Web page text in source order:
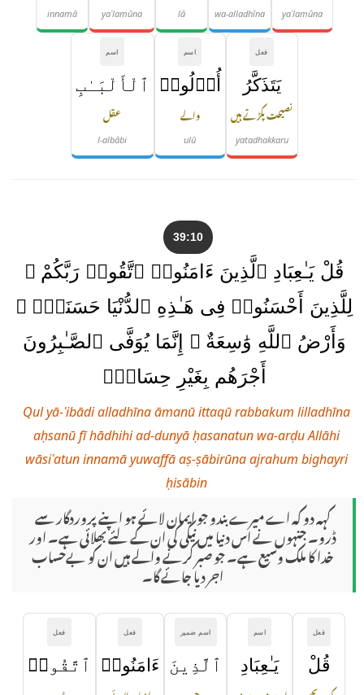
yaʿlamūna
wa-alladhīna
lā
yaʿlamūna
innamā
فعل
يَتَذَكَّرُ
نصیحت پکڑتے ہیں
yatadhakkaru
اسم
أُو۟لُوا۟
والے
ulū
اسم
ٱلْأَلْبَـٰبِ
عقل
l-albābi
39:10
قُلْ يَـٰعِبَادِ ٱلَّذِينَ ءَامَنُوا۟ ٱتَّقُوا۟ رَبَّكُمْ ۚ
لِلَّذِينَ أَحْسَنُوا۟ فِى هَـٰذِهِ ٱلدُّنْيَا حَسَنَةٌۭ ۗ
وَأَرْضُ ٱللَّهِ وَٰسِعَةٌ ۗ إِنَّمَا يُوَفَّى ٱلصَّـٰبِرُونَ
أَجْرَهُم بِغَيْرِ حِسَابٍۢ
Qul yā-ʿibādi alladhīna āmanū ittaqū rabbakum lilladhīna
aḥsanū fī hādhihi ad-dunyā ḥasanatun wa-arḍu Allāhi
wāsiʿatun innamā yuwaffā aṣ-ṣābirūna ajrahum bighayri
ḥisābin
کہہ دو کہ اے میرے بندو جو ایمان لائے ہو اپنے پروردگار سے
ڈرو۔ جنہوں نے اس دنیا میں نیکی کی ان کے لئے بھلائی ہے۔ اور
خدا کا ملک وسیع ہے۔ جو صبر کرنے والے ہیں ان کو بےحساب
اجر دیا جائے گا۔
فعل
قُلْ
اسم
يَـٰعِبَادِ
اسم ضمیر
ٱلَّذِينَ
فعل
ءَامَنُوا۟
فعل
ٱتَّقُوا۟